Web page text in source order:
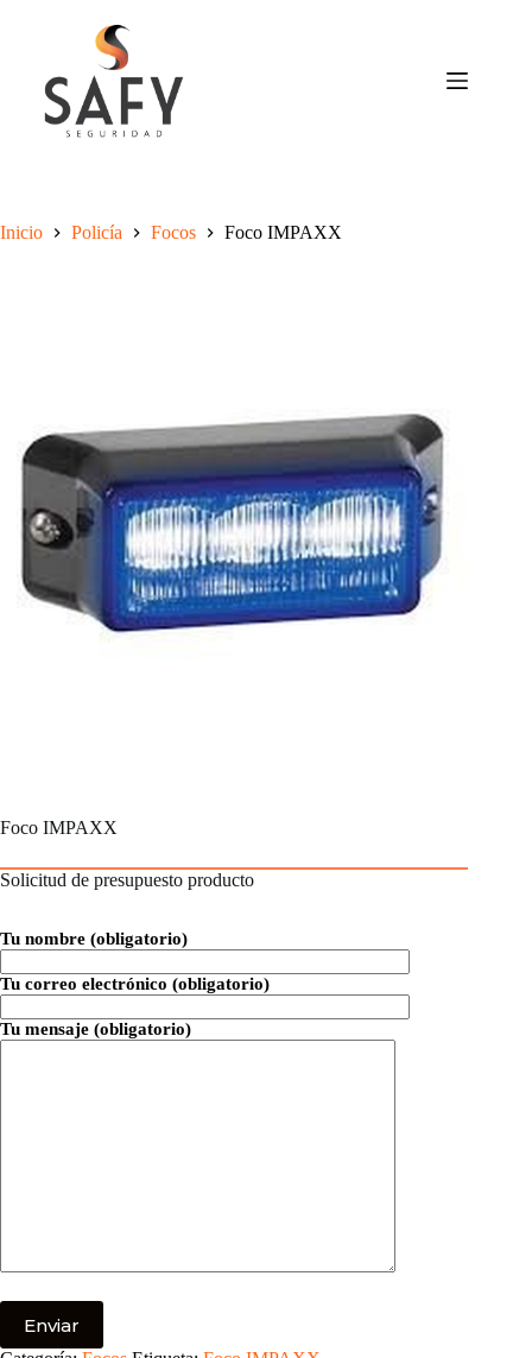
Inicio Policía Focos Foco IMPAXX
Foco IMPAXX
Solicitud de presupuesto producto
Tu nombre (obligatorio)
Tu correo electrónico (obligatorio)
Tu mensaje (obligatorio)